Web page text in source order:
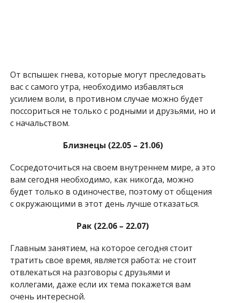
От вспышек гнева, которые могут преследовать
вас с самого утра, необходимо избавляться
усилием воли, в противном случае можно будет
поссориться не только с родными и друзьями, но и
с начальством.
Близнецы (22.05 – 21.06)
Сосредоточиться на своем внутреннем мире, а это
вам сегодня необходимо, как никогда, можно
будет только в одиночестве, поэтому от общения
с окружающими в этот день лучше отказаться.
Рак (22.06 – 22.07)
Главным занятием, на которое сегодня стоит
тратить свое время, является работа: не стоит
отвлекаться на разговоры с друзьями и
коллегами, даже если их тема покажется вам
очень интересной.